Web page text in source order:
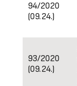
94/2020
(09.24.)
93/2020
(09.24.)